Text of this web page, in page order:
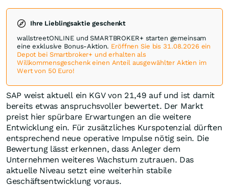
Ihre Lieblingsaktie geschenkt
wallstreetONLINE und SMARTBROKER+ starten gemeinsam
eine exklusive Bonus-Aktion. Eröffnen Sie bis 31.08.2026 ein
Depot bei Smartbroker+ und erhalten als
Willkommensgeschenk einen Anteil ausgewählter Aktien im
Wert von 50 Euro!
SAP weist aktuell ein KGV von 21,49 auf und ist damit
bereits etwas anspruchsvoller bewertet. Der Markt
preist hier spürbare Erwartungen an die weitere
Entwicklung ein. Für zusätzliches Kurspotenzial dürften
entsprechend neue operative Impulse nötig sein. Die
Bewertung lässt erkennen, dass Anleger dem
Unternehmen weiteres Wachstum zutrauen. Das
aktuelle Niveau setzt eine weiterhin stabile
Geschäftsentwicklung voraus.